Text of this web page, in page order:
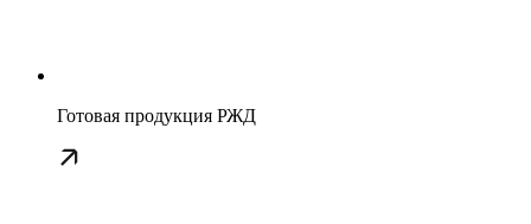
Готовая продукция РЖД